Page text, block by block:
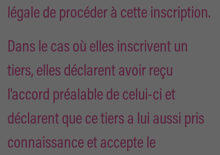
légale de procéder à cette inscription.
Dans le cas où elles inscrivent un
tiers, elles déclarent avoir reçu
l'accord préalable de celui-ci et
déclarent que ce tiers a lui aussi pris
connaissance et accepte le